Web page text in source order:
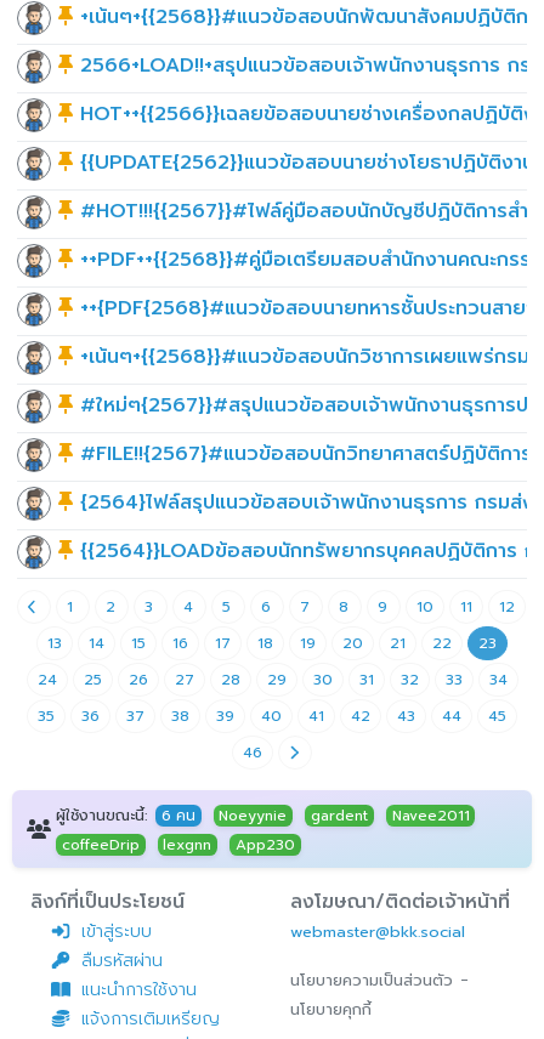
+เน้นๆ+{{2568}}#แนวข้อสอบนักพัฒนาสังคมปฏิบัติกา
2566+LOAD!!+สรุปแนวข้อสอบเจ้าพนักงานธุรการ ก
HOT++{{2566}}เฉลยข้อสอบนายช่างเครื่องกลปฏิบัติง
{{UPDATE{2562}}แนวข้อสอบนายช่างโยธาปฏิบัติงาน
#HOT!!!{{2567}}#ไฟล์คู่มือสอบนักบัญชีปฏิบัติการสำนั
++PDF++{{2568}}#คู่มือเตรียมสอบสำนักงานคณะกรร
++{PDF{2568}#แนวข้อสอบนายทหารชั้นประทวนสาย
+เน้นๆ+{{2568}}#แนวข้อสอบนักวิชาการเผยแพร่กรม
#ใหม่ๆ{2567}}#สรุปแนวข้อสอบเจ้าพนักงานธุรการป
#FILE!!{2567}#แนวข้อสอบนักวิทยาศาสตร์ปฏิบัติการ
{2564}ไฟล์สรุปแนวข้อสอบเจ้าพนักงานธุรการ กรมส่
{{2564}}LOADข้อสอบนักทรัพยากรบุคคลปฏิบัติการ ก
1 2 3 4 5 6 7 8 9 10 11
12
13
14 15 16 17 18 19 20 21 22
23
24
25 26 27 28 29 30 31 32 33
34
35
36 37 38 39 40 41 42 43 44
45
46
ผู้ใช้งานขณะนี้: 6 คน Noeyynie gardent
Navee2011
coffeeDrip
lexgnn App230
ลิงก์ที่เป็นประโยชน์
เข้าสู่ระบบ
ลืมรหัสผ่าน
แนะนำการใช้งาน
แจ้งการเติมเหรียญ
ลงโฆษณา/ติดต่อเจ้าหน้าที่
webmaster@bkk.social
นโยบายความเป็นส่วนตัว -
นโยบายคุกกี้